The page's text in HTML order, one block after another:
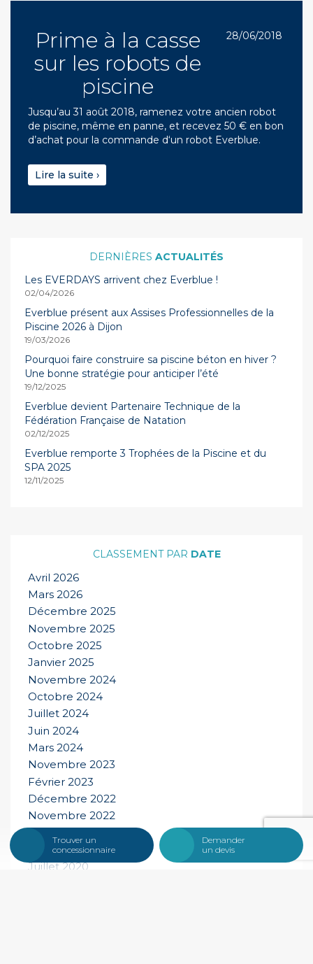
Prime à la casse
sur les robots de
piscine
28/06/2018
Jusqu’au 31 août 2018, ramenez votre ancien robot
de piscine, même en panne, et recevez 50 € en bon
d’achat pour la commande d‘un robot Everblue.
Lire la suite ›
ACTUALITÉS
Les EVERDAYS arrivent chez Everblue !
02/04/2026
Everblue présent aux Assises Professionnelles de la
Piscine 2026 à Dijon
19/03/2026
Pourquoi faire construire sa piscine béton en hiver ?
Une bonne stratégie pour anticiper l’été
19/12/2025
Everblue devient Partenaire Technique de la
Fédération Française de Natation
02/12/2025
Everblue remporte 3 Trophées de la Piscine et du
SPA 2025
12/11/2025
DATE
Avril 2026
Mars 2026
Décembre 2025
Novembre 2025
Octobre 2025
Janvier 2025
Novembre 2024
Octobre 2024
Juillet 2024
Juin 2024
Mars 2024
Novembre 2023
Février 2023
Décembre 2022
Novembre 2022
Novembre 2020
Juillet 2020
Trouver un
concessionnaire
Demander
un devis